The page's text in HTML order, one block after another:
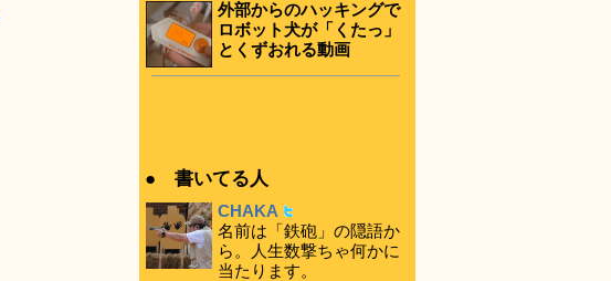
外部からのハッキングで
ロボット犬が「くたっ」
とくずおれる動画
● 書いてる人
CHAKA
名前は「鉄砲」の隠語か
ら。人生数撃ちゃ何かに
当たります。